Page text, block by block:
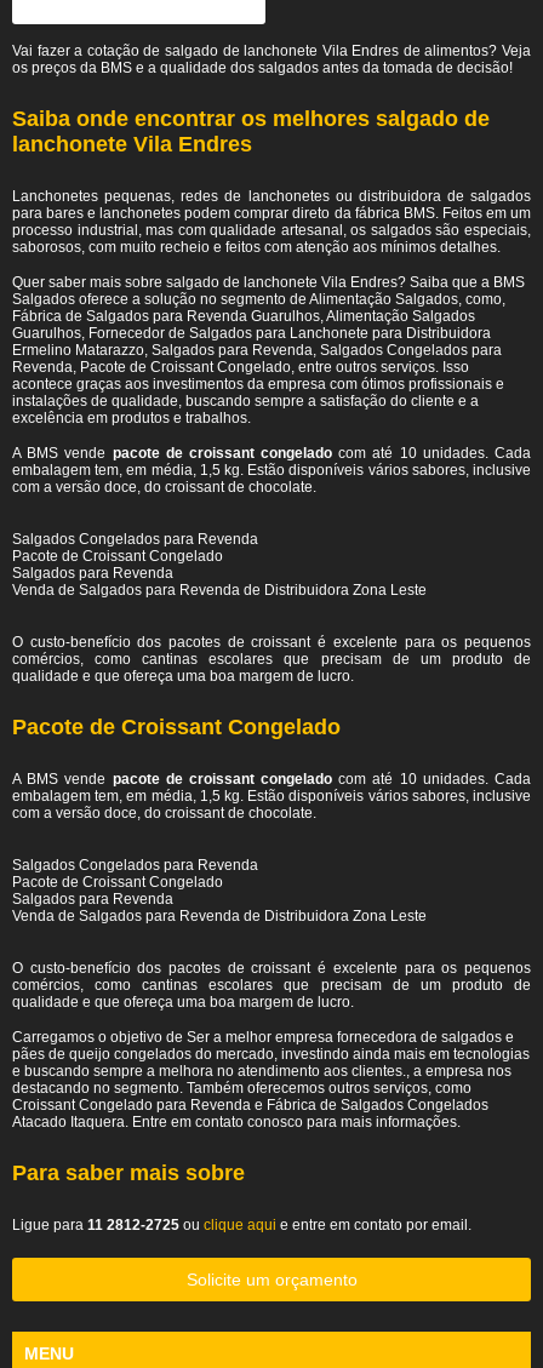
Vai fazer a cotação de salgado de lanchonete Vila Endres de alimentos? Veja
os preços da BMS e a qualidade dos salgados antes da tomada de decisão!
Saiba onde encontrar os melhores salgado de
lanchonete Vila Endres
Lanchonetes pequenas, redes de lanchonetes ou distribuidora de salgados
para bares e lanchonetes podem comprar direto da fábrica BMS. Feitos em um
processo industrial, mas com qualidade artesanal, os salgados são especiais,
saborosos, com muito recheio e feitos com atenção aos mínimos detalhes.
Quer saber mais sobre salgado de lanchonete Vila Endres? Saiba que a BMS
Salgados oferece a solução no segmento de Alimentação Salgados, como,
Fábrica de Salgados para Revenda Guarulhos, Alimentação Salgados
Guarulhos, Fornecedor de Salgados para Lanchonete para Distribuidora
Ermelino Matarazzo, Salgados para Revenda, Salgados Congelados para
Revenda, Pacote de Croissant Congelado, entre outros serviços. Isso
acontece graças aos investimentos da empresa com ótimos profissionais e
instalações de qualidade, buscando sempre a satisfação do cliente e a
excelência em produtos e trabalhos.
A BMS vende pacote de croissant congelado com até 10 unidades. Cada
embalagem tem, em média, 1,5 kg. Estão disponíveis vários sabores, inclusive
com a versão doce, do croissant de chocolate.
Salgados Congelados para Revenda
Pacote de Croissant Congelado
Salgados para Revenda
Venda de Salgados para Revenda de Distribuidora Zona Leste
O custo-benefício dos pacotes de croissant é excelente para os pequenos
comércios, como cantinas escolares que precisam de um produto de
qualidade e que ofereça uma boa margem de lucro.
Pacote de Croissant Congelado
A BMS vende pacote de croissant congelado com até 10 unidades. Cada
embalagem tem, em média, 1,5 kg. Estão disponíveis vários sabores, inclusive
com a versão doce, do croissant de chocolate.
Salgados Congelados para Revenda
Pacote de Croissant Congelado
Salgados para Revenda
Venda de Salgados para Revenda de Distribuidora Zona Leste
O custo-benefício dos pacotes de croissant é excelente para os pequenos
comércios, como cantinas escolares que precisam de um produto de
qualidade e que ofereça uma boa margem de lucro.
Carregamos o objetivo de Ser a melhor empresa fornecedora de salgados e
pães de queijo congelados do mercado, investindo ainda mais em tecnologias
e buscando sempre a melhora no atendimento aos clientes., a empresa nos
destacando no segmento. Também oferecemos outros serviços, como
Croissant Congelado para Revenda e Fábrica de Salgados Congelados
Atacado Itaquera. Entre em contato conosco para mais informações.
Para saber mais sobre
Ligue para 11 2812-2725 ou clique aqui e entre em contato por email.
Solicite um orçamento
MENU